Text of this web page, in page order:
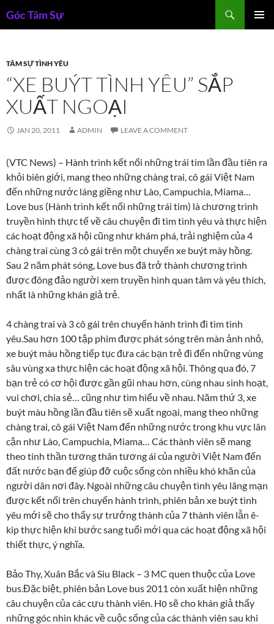
toGóc Tâm Sự
TÂM SỰ TÌNH YÊU
“XE BUÝT TÌNH YÊU” SẮP
XUẤT NGOẠI
JAN 20, 2011 ADMIN LEAVE A COMMENT
(VTC News) – Hành trình kết nối những trái tim lần đầu tiên ra
khỏi biên giới, mang theo những chàng trai, cô gái Việt Nam
đến những nước láng giềng như Lào, Campuchia, Miama…
Love bus (Hành trình kết nối những trái tim) là chương trình
truyền hình thực tế về câu chuyện đi tìm tình yêu và thực hiện
các hoạt động xã hội cũng như khám phá, trải nghiệm của 4
chàng trai cùng 3 cô gái trên một chuyến xe buýt mày hồng.
Sau 2 năm phát sóng, Love bus đã trở thành chương trình
được đông đảo người xem truyền hình quan tâm và yêu thích,
nhất là những khán giả trẻ.
4 chàng trai và 3 cô gái trên chuyến hành trình đi tìm tình
yêu.Sau hơn 100 tập phim được phát sóng trên màn ảnh nhỏ,
xe buýt màu hồng tiếp tục đưa các bạn trẻ đi đến những vùng
sâu vùng xa thực hiện các hoạt động xã hội. Thông qua đó, 7
bạn trẻ có cơ hội được gần gũi nhau hơn, cùng nhau sinh hoạt,
vui chơi, chia sẻ… cũng như tìm hiểu về nhau. Năm thứ 3, xe
buýt màu hồng lần đầu tiên sẽ xuất ngoại, mang theo những
chàng trai, cô gái Việt Nam đến những nước trong khu vực lân
cận như Lào, Campuchia, Miama… Các thành viên sẽ mang
theo tinh thần tương thân tương ái của người Việt Nam đến
đất nước bạn để giúp đỡ cuộc sống còn nhiều khó khăn của
người dân nơi đây. Ngoài những câu chuyện tình yêu lãng mạn
được kết nối trên chuyến hành trình, phiên bản xe buýt tình
yêu mới sẽ cho thấy sự trưởng thành của 7 thành viên lẫn ê-
kip thực hiện khi bước sang tuổi mới qua các hoạt động xã hội
thiết thực, ý nghĩa.
Bảo Thy, Xuân Bắc và Siu Black – 3 MC quen thuộc của Love
bus.Đặc biệt, phiên bản Love bus 2011 còn xuất hiện những
câu chuyện của các cựu thành viên. Họ sẽ cho khán giả thấy
những góc nhìn khác về cuộc sống của các thành viên sau khi